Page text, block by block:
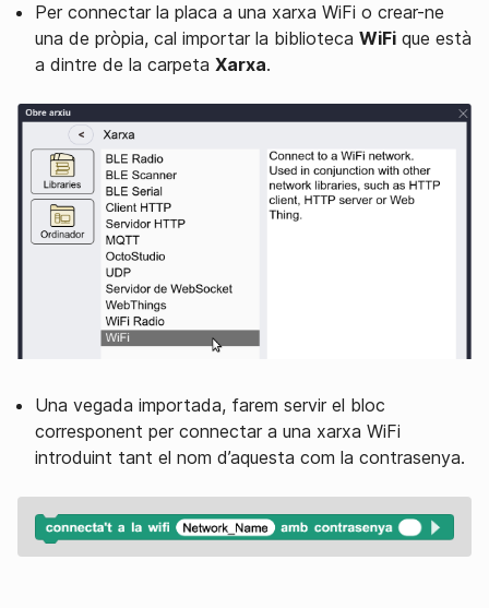
Per connectar la placa a una xarxa WiFi o crear-ne
una de pròpia, cal importar la biblioteca WiFi que està
a dintre de la carpeta Xarxa.
Una vegada importada, farem servir el bloc
corresponent per connectar a una xarxa WiFi
introduint tant el nom d’aquesta com la contrasenya.